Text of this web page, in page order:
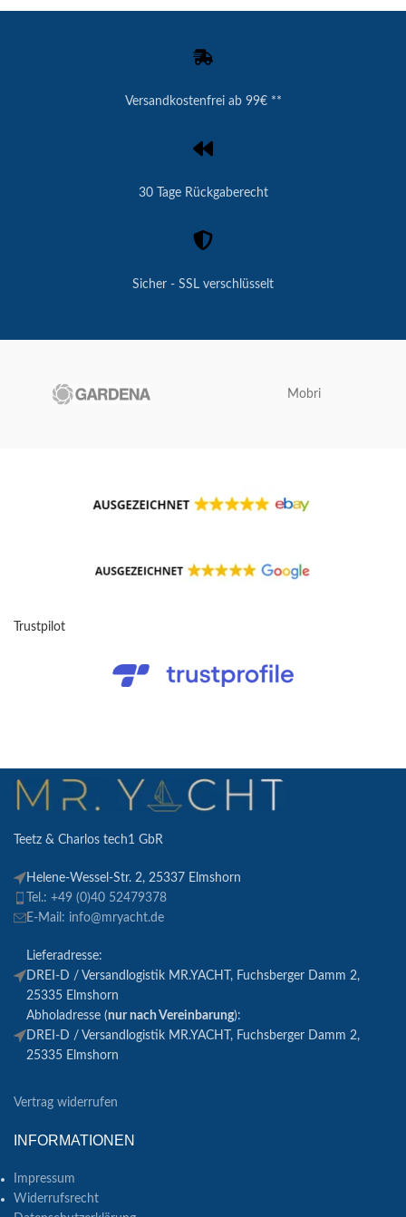
Versandkostenfrei ab 99€ **
30 Tage Rückgaberecht
Sicher - SSL verschlüsselt
Mobri
Trustpilot
Teetz & Charlos tech1 GbR
Helene-Wessel-Str. 2, 25337 Elmshorn
Tel.: +49 (0)40 52479378
E-Mail: info@mryacht.de
Lieferadresse:
DREI-D / Versandlogistik MR.YACHT, Fuchsberger Damm 2,
25335 Elmshorn
Abholadresse (nur nach Vereinbarung):
DREI-D / Versandlogistik MR.YACHT, Fuchsberger Damm 2,
25335 Elmshorn
Vertrag widerrufen
INFORMATIONEN
Impressum
Widerrufsrecht